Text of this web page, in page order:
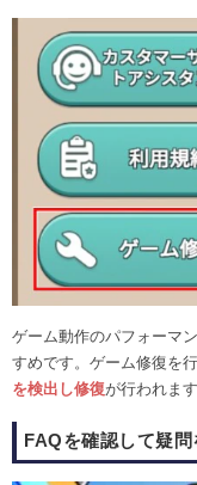
ゲーム動作のパフォーマ
すめです。ゲーム修復を行
を検出し修復が行われます
FAQを確認して疑問